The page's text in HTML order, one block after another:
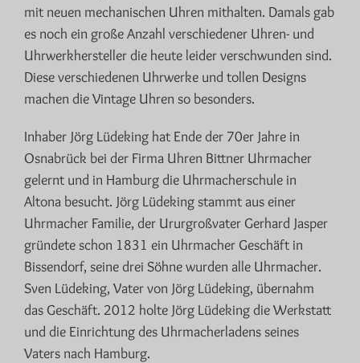
mit neuen mechanischen Uhren mithalten. Damals gab
es noch ein große Anzahl verschiedener Uhren- und
Uhrwerkhersteller die heute leider verschwunden sind.
Diese verschiedenen Uhrwerke und tollen Designs
machen die Vintage Uhren so besonders.
Inhaber Jörg Lüdeking hat Ende der 70er Jahre in
Osnabrück bei der Firma Uhren Bittner Uhrmacher
gelernt und in Hamburg die Uhrmacherschule in
Altona besucht. Jörg Lüdeking stammt aus einer
Uhrmacher Familie, der Ururgroßvater Gerhard Jasper
gründete schon 1831 ein Uhrmacher Geschäft in
Bissendorf, seine drei Söhne wurden alle Uhrmacher.
Sven Lüdeking, Vater von Jörg Lüdeking, übernahm
das Geschäft. 2012 holte Jörg Lüdeking die Werkstatt
und die Einrichtung des Uhrmacherladens seines
Vaters nach Hamburg.